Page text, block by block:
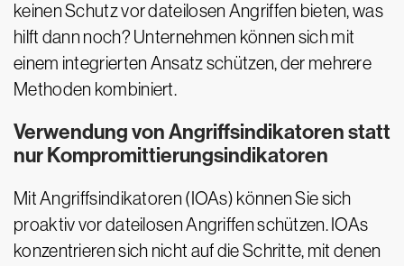
keinen Schutz vor dateilosen Angriffen bieten, was
hilft dann noch? Unternehmen können sich mit
einem integrierten Ansatz schützen, der mehrere
Methoden kombiniert.
Verwendung von Angriffsindikatoren statt
nur Kompromittierungsindikatoren
Mit Angriffsindikatoren (IOAs) können Sie sich
proaktiv vor dateilosen Angriffen schützen. IOAs
konzentrieren sich nicht auf die Schritte, mit denen